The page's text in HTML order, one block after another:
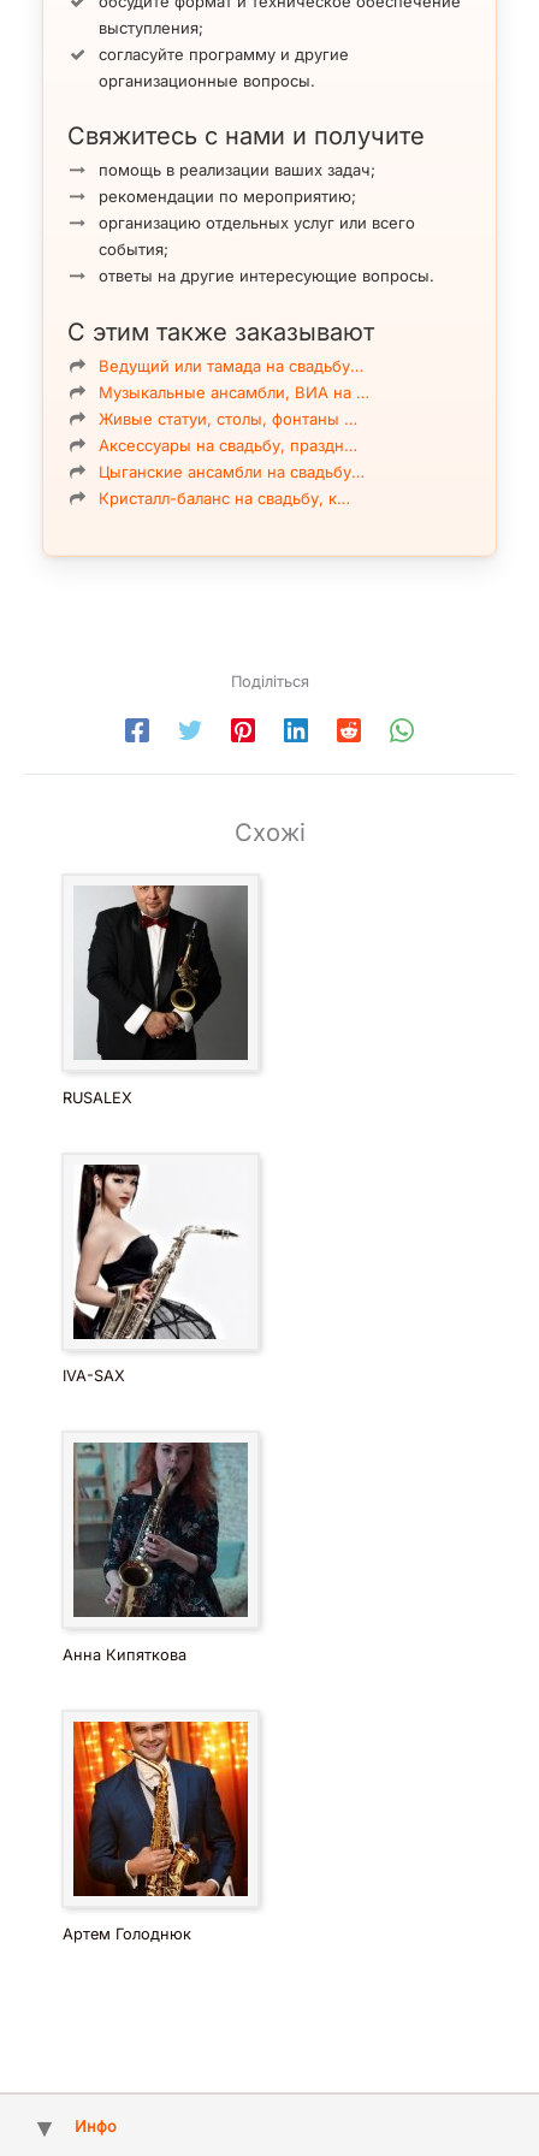
— выступленияв составе джазовой кавер-группы
подробнее…
сценическому опыту, Мария создаёт
разнообразные программы— от лёгкого lounge
и фоновой музыки до динамичных выступлений
с известными хитами и джазовыми
композициями.
Репертуар может оговоариваться
Состав коллектива и формат выступления
задач мероприятия.
Мария Зубкова открыта к выступлениям и с
удовольствием рассмотрит ваши
предложения и заказы → см.
фото
.
выступления;
согласуйте программу и другие
организационные вопросы.
Свяжитесь с нами и получите
помощь в реализации ваших задач;
рекомендации по мероприятию;
организацию отдельных услуг или всего
события;
ответы на другие интересующие вопросы.
С этим также заказывают
Ведущий или тамада на свадьбу…
Музыкальные ансамбли, ВИА на …
Живые статуи, столы, фонтаны …
Аксессуары на свадьбу, праздн…
Цыганские ансамбли на свадьбу…
Кристалл-баланс на свадьбу, к…
Поділіться
Схожі
RUSALEX
IVA-SAX
Анна Кипяткова
Артем Голоднюк
Инфо